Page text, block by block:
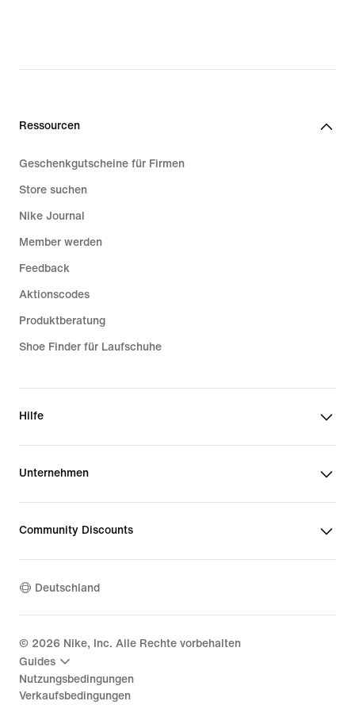
Ressourcen
Geschenkgutscheine für Firmen
Store suchen
Nike Journal
Member werden
Feedback
Aktionscodes
Produktberatung
Shoe Finder für Laufschuhe
Hilfe
Unternehmen
Community Discounts
Deutschland
© 2026 Nike, Inc. Alle Rechte vorbehalten
Guides
Nutzungsbedingungen
Verkaufsbedingungen